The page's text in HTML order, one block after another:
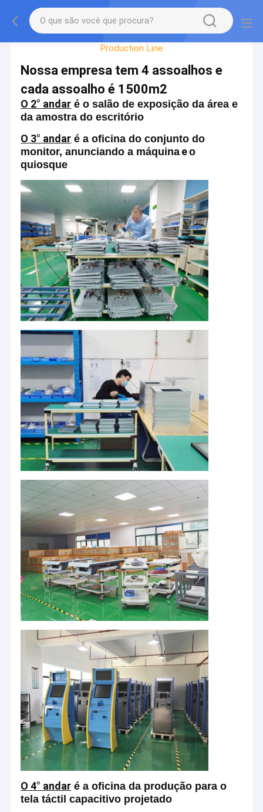
Factory Tour
Production Line
Nossa empresa tem 4 assoalhos e
cada assoalho é 1500m2
O 2° andar é o salão de exposição da área e
da amostra do escritório
O 3° andar é a oficina do conjunto do
monitor, anunciando a máquina eo
quiosque
O 4° andar é a oficina da produção para o
tela táctil capacitivo projetado